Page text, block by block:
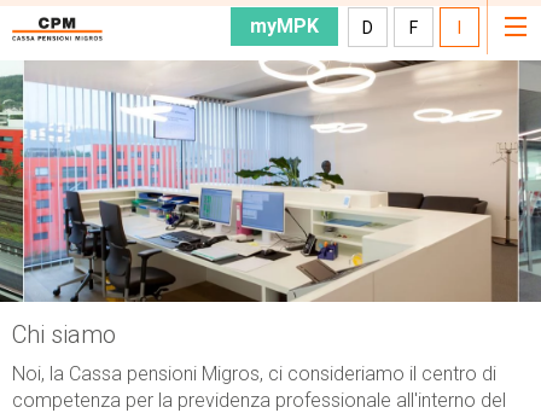
D F
myMPK
Chi siamo
Noi, la Cassa pensioni Migros, ci consideriamo il centro di
competenza per la previdenza professionale all'interno del